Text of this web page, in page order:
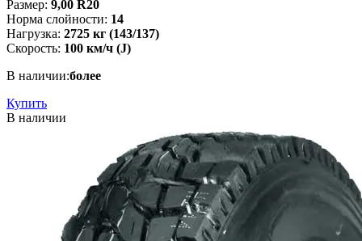
Размер: 9,00 R20
Норма слойности: 14
Нагрузка: 2725 кг (143/137)
Скорость: 100 км/ч (J)
В наличии:более
Купить
В наличии